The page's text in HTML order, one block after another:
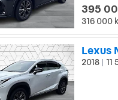
395
316 000
Lexus
2018 11